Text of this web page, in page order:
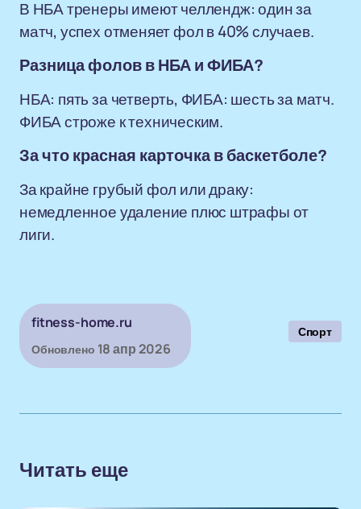
В НБА тренеры имеют челлендж: один за
матч, успех отменяет фол в 40% случаев.
Разница фолов в НБА и ФИБА?
НБА: пять за четверть, ФИБА: шесть за матч.
ФИБА строже к техническим.
За что красная карточка в баскетболе?
За крайне грубый фол или драку:
немедленное удаление плюс штрафы от
лиги.
fitness-home.ru
Обновлено 18 апр 2026
Спорт
Читать еще